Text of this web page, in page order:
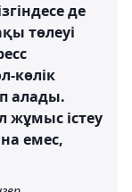
де
төлеуі
көлік
алады.
жұмыс істеу
емес,